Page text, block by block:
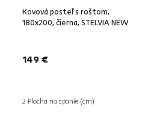
Kovová posteľ s roštom,
180x200, čierna, STELVIA NEW
149 €
2 Plocha na spanie (cm)